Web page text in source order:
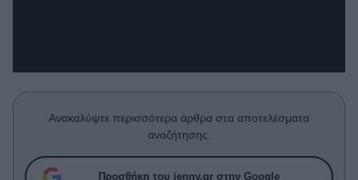
Πρόσωπα
Celebrities
True Stories
Ανακαλύψτε περισσότερα άρθρα στα αποτελέσματα
αναζήτησης.
Προσθήκη του jenny.gr στην Google